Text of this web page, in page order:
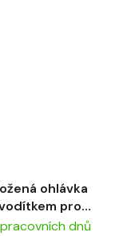
ohlávka
pro
koně
pracovních dnů